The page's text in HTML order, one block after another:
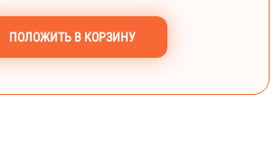
ПОЛОЖИТЬ В КОРЗИНУ